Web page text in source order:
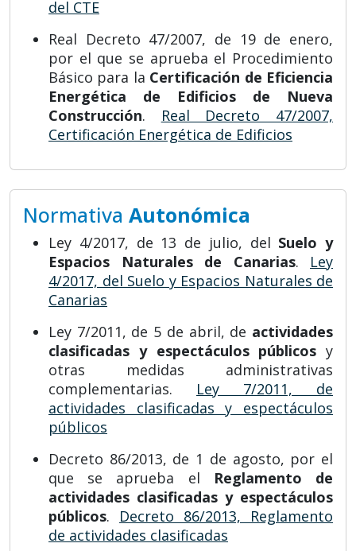
del CTE
Real Decreto 47/2007, de 19 de enero,
por el que se aprueba el Procedimiento
Básico para la Certificación de Eficiencia
Energética de Edificios de Nueva
Construcción. Real Decreto 47/2007,
Certificación Energética de Edificios
Normativa Autonómica
Ley 4/2017, de 13 de julio, del Suelo y
Espacios Naturales de Canarias. Ley
4/2017, del Suelo y Espacios Naturales de
Canarias
Ley 7/2011, de 5 de abril, de actividades
clasificadas y espectáculos públicos y
otras medidas administrativas
complementarias. Ley 7/2011, de
actividades clasificadas y espectáculos
públicos
Decreto 86/2013, de 1 de agosto, por el
que se aprueba el Reglamento de
actividades clasificadas y espectáculos
públicos. Decreto 86/2013, Reglamento
de actividades clasificadas